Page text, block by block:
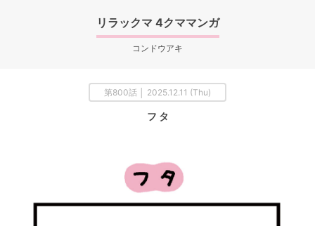
リラックマ 4クママンガ
コンドウアキ
第800話 │ 2025.12.11 (Thu)
フ タ